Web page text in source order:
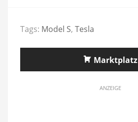
Tags: Model S, Tesla
Marktplatz
ANZEIGE